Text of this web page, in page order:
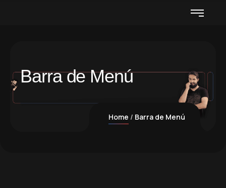
Barra de Menú
Home Barra de Menú